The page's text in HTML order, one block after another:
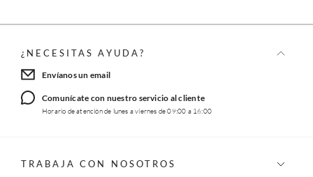
¿NECESITAS AYUDA?
Envíanos un email
Comunícate con nuestro servicio al cliente
Horario de atención de lunes a viernes de 09:00 a 16:00
TRABAJA CON NOSOTROS